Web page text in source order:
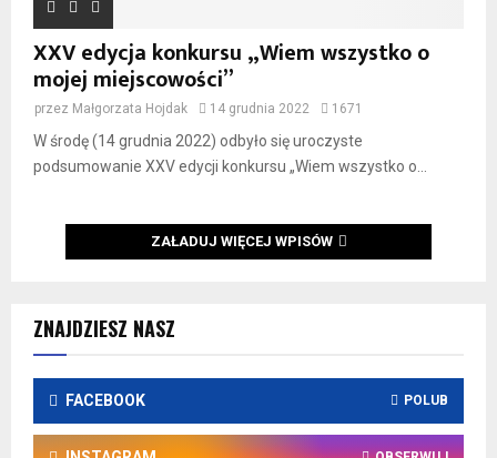
ZNAJDZIESZ NASZ
FACEBOOK POLUB
XXV edycja konkursu „Wiem wszystko o
mojej miejscowości”
przez Małgorzata Hojdak 14 grudnia 2022 1671
W środę (14 grudnia 2022) odbyło się uroczyste
podsumowanie XXV edycji konkursu „Wiem wszystko o...
ZAŁADUJ WIĘCEJ WPISÓW